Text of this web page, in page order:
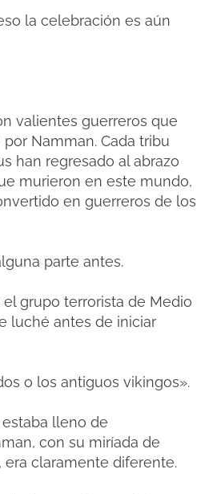
la celebración es aún
valientes guerreros que
Namman. Cada tribu
han regresado al abrazo
murieron en este mundo,
en guerreros de los
parte antes.
grupo terrorista de Medio
luché antes de iniciar
o los antiguos vikingos».
lleno de
con su miríada de
era claramente diferente.